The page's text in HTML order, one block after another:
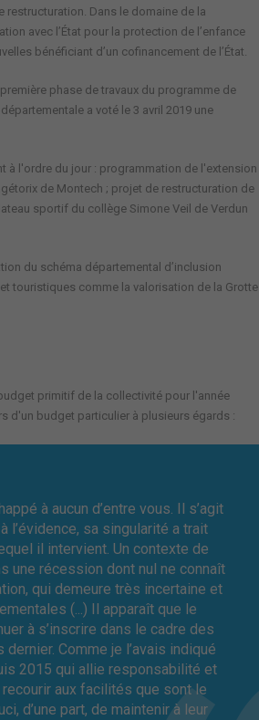
Dans le domaine de la
avec l’État pour la protection de l’enfance
bénéficiant d’un cofinancement de l’État.
phase de travaux du programme de
a voté le 3 avril 2019 une
l'ordre du jour : programmation de l'extension
de Montech ; projet de restructuration de
sportif du collège Simone Veil de Verdun
du schéma départemental d’inclusion
touristiques comme la valorisation de la Grotte
primitif de la collectivité pour l'année
d'un budget particulier à plusieurs égards :
à aucun d’entre vous. Il s’agit
l’évidence, sa singularité a trait
il intervient. Un contexte de
une récession dont nul ne connaît
qui demeure très incertaine et
(...) Il apparaît que le
à s’inscrire dans le cadre des
Comme je l’avais indiqué
2015 qui allie responsabilité et
aux facilités que sont le
d’une part, de maintenir à leur